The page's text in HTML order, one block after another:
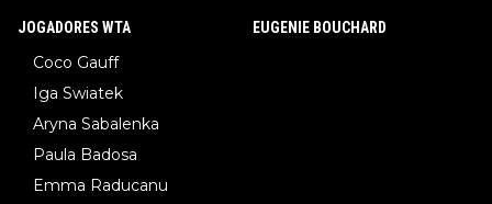
JOGADORES WTA
Coco Gauff
Iga Swiatek
Aryna Sabalenka
Paula Badosa
Emma Raducanu
EUGENIE BOUCHARD